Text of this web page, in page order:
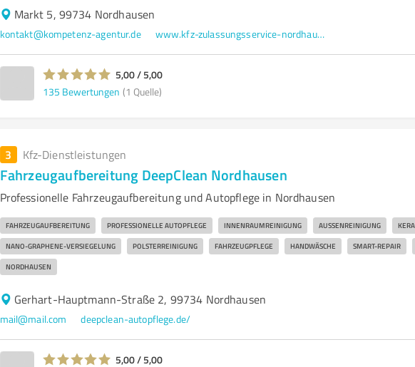
Markt 5, 99734 Nordhausen
kontakt@kompetenz-agentur.de www.kfz-zulassungsservice-nordhausen.de/
5,00 / 5,00
135 Bewertungen (1 Quelle)
3 Kfz-Dienstleistungen
Fahrzeugaufbereitung DeepClean Nordhausen
Professionelle Fahrzeugaufbereitung und Autopflege in Nordhausen
FAHRZEUGAUFBEREITUNG PROFESSIONELLE AUTOPFLEGE INNENRAUMREINIGUNG AUSSENREINIGUNG
NANO-GRAPHENE-VERSIEGELUNG POLSTERREINIGUNG FAHRZEUGPFLEGE HANDWÄSCHE SMART-REPAIR
NORDHAUSEN
Gerhart-Hauptmann-Straße 2, 99734 Nordhausen
mail@mail.com deepclean-autopflege.de/
5,00 / 5,00